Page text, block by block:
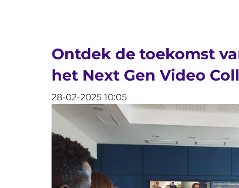
Ontdek de toekomst
het Next Gen Video
28-02-2025 10:05